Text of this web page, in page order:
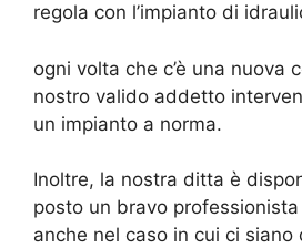
regola con l’impianto di
ogni volta che c’è una nuova
nostro valido addetto
un impianto a norma.
Inoltre, la nostra ditta è
posto un bravo
anche nel caso in cui ci siano